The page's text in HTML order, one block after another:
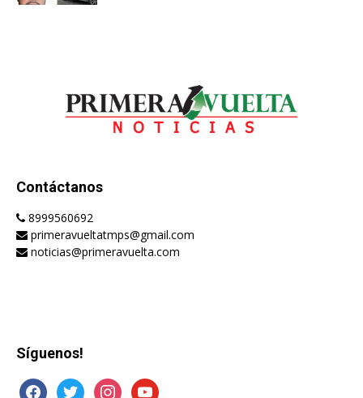
Contáctanos
8999560692
primeravueltatmps@gmail.com
noticias@primeravuelta.com
Síguenos!
facebooktwitter instagramyoutube